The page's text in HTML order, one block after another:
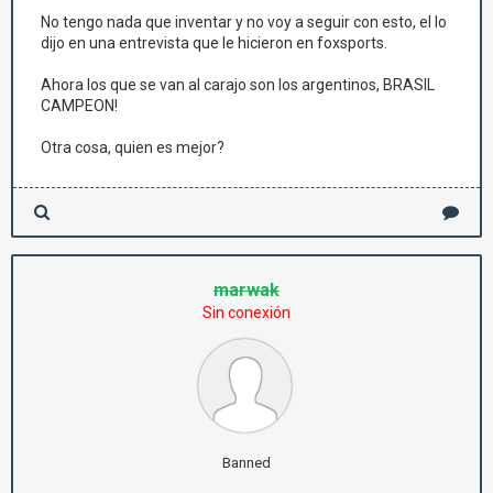
No tengo nada que inventar y no voy a seguir con esto, el lo
dijo en una entrevista que le hicieron en foxsports.
Ahora los que se van al carajo son los argentinos, BRASIL
CAMPEON!
Otra cosa, quien es mejor?
marwak
Sin conexión
Banned